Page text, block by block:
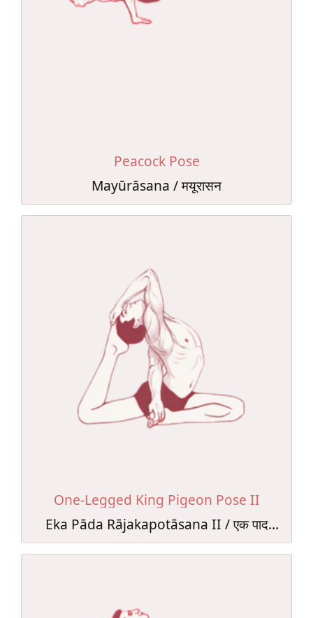
Peacock Pose
Mayūrāsana / मयूरासन
One-Legged King Pigeon Pose II
Eka Pāda Rājakapotāsana II / एक पाद
राजकपोतासन II